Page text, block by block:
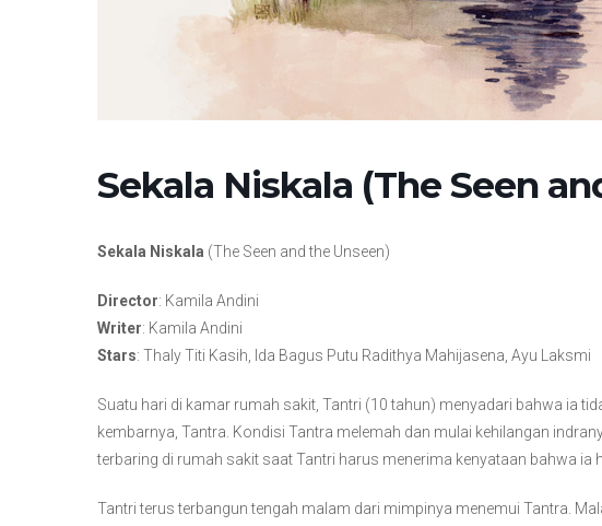
Sekala Niskala (The Seen
Sekala Niskala (The Seen and the Unseen)
Director: Kamila Andini
Writer: Kamila Andini
Stars: Thaly Titi Kasih, Ida Bagus Putu Radithya Mahijasena, Ayu Laksmi
Suatu hari di kamar rumah sakit, Tantri (10 tahun) menyadari bahwa ia
kembarnya, Tantra. Kondisi Tantra melemah dan mulai kehilangan
terbaring di rumah sakit saat Tantri harus menerima kenyataan bahwa ia
Tantri terus terbangun tengah malam dari mimpinya menemui Tantra.